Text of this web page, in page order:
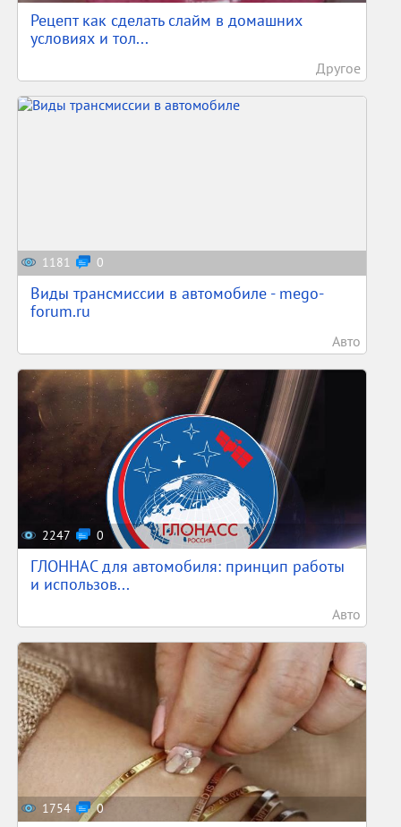
Рецепт как сделать слайм в домашних
условиях и тол...
Другое
1181 0
Виды трансмиссии в автомобиле - mego-
forum.ru
Авто
2247 0
ГЛОННАС для автомобиля: принцип работы
и использов...
Авто
1754 0